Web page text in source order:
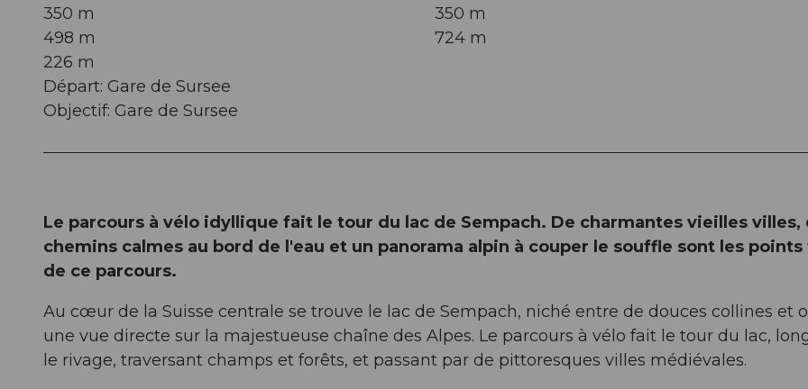
350 m
350 m
498 m
724 m
226 m
Départ: Gare de Sursee
Objectif: Gare de Sursee
Le parcours à vélo idyllique fait le tour du lac de Sempach. De charmantes vieilles villes,
chemins calmes au bord de l'eau et un panorama alpin à couper le souffle sont les
de ce parcours.
Au cœur de la Suisse centrale se trouve le lac de Sempach, niché entre de douces collines et
une vue directe sur la majestueuse chaîne des Alpes. Le parcours à vélo fait le tour du lac,
le rivage, traversant champs et forêts, et passant par de pittoresques villes médiévales.